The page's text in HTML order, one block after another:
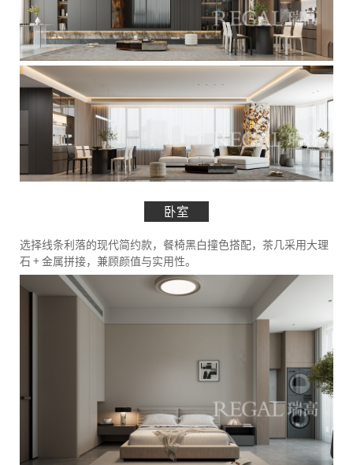
卧室
选择线条利落的现代简约款，餐椅黑白撞色搭配，茶几采用大理
石 + 金属拼接，兼顾颜值与实用性。